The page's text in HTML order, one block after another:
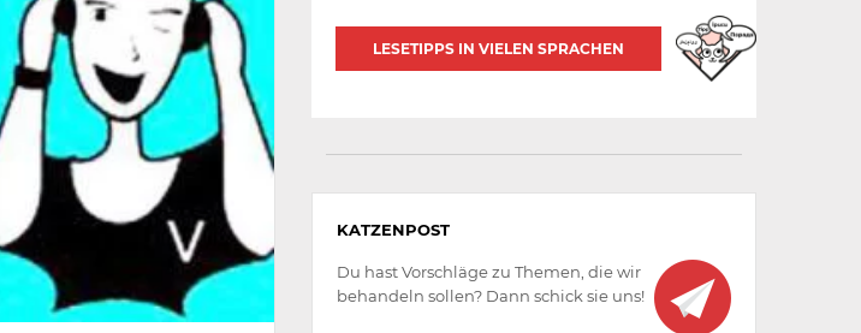
LESETIPPS IN VIELEN SPRACHEN
werden
KATZENPOST
Du hast Vorschläge zu Themen, die wir
behandeln sollen? Dann schick sie uns!